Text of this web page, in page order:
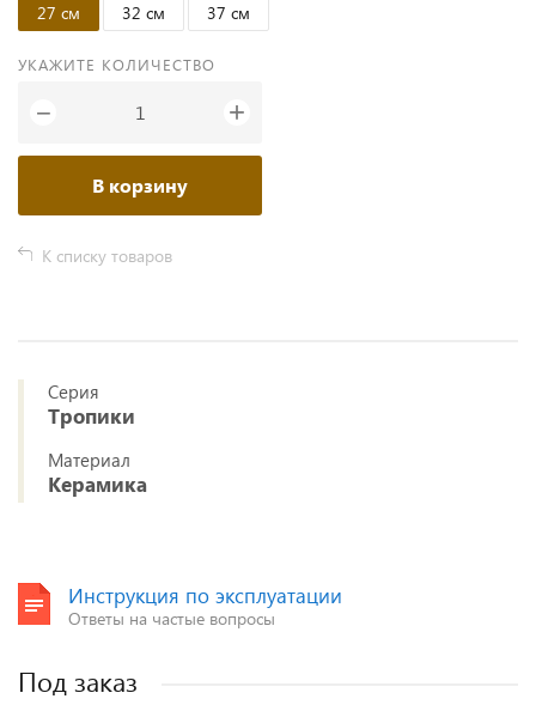
27 см 32 см 37 см
УКАЖИТЕ КОЛИЧЕСТВО
− +
В корзину
К списку товаров
Серия
Тропики
Материал
Керамика
Инструкция по эксплуатации
Ответы на частые вопросы
Под заказ